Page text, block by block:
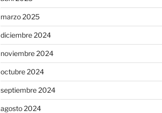
marzo 2025
diciembre 2024
noviembre 2024
octubre 2024
septiembre 2024
agosto 2024